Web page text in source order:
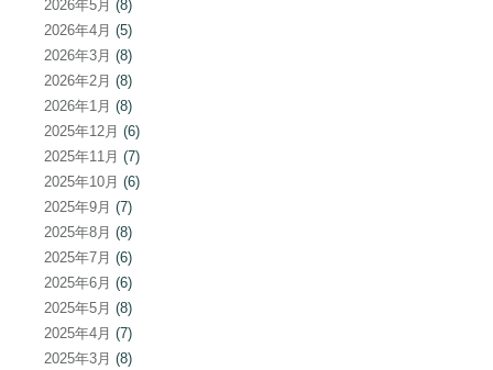
2026年5月 (8)
2026年4月 (5)
2026年3月 (8)
2026年2月 (8)
2026年1月 (8)
2025年12月 (6)
2025年11月 (7)
2025年10月 (6)
2025年9月 (7)
2025年8月 (8)
2025年7月 (6)
2025年6月 (6)
2025年5月 (8)
2025年4月 (7)
2025年3月 (8)